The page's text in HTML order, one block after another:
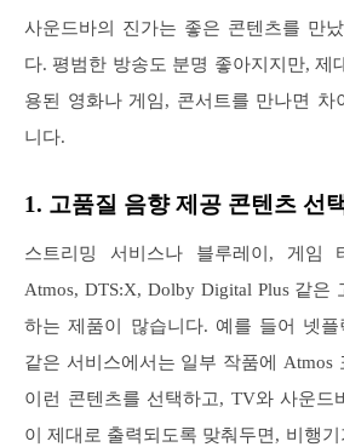
사운드바의 진가는 좋은 콘텐츠를 만
다. 평범한 방송도 분명 좋아지지만, 제
용된 영화나 게임, 콘서트를 만나면 차
니다.
1. 고품질 음향 제공 콘텐츠 선
스트리밍 서비스나 블루레이, 게임
Atmos, DTS:X, Dolby Digital Plus 같은
하는 제품이 많습니다. 예를 들어 넷
같은 서비스에서는 일부 작품에 Atmos
이런 콘텐츠를 선택하고, TV와 사운드
이 제대로 출력되도록 맞춰두면, 비행